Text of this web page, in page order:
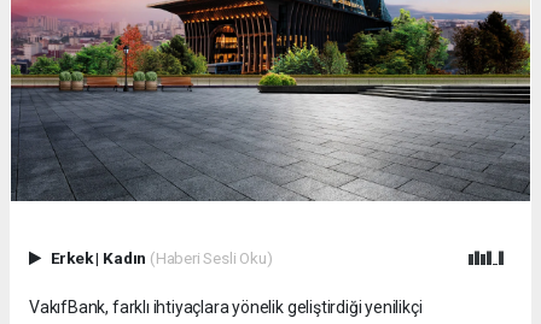
Erkek| Kadın (Haberi Sesli Oku)
VakıfBank, farklı ihtiyaçlara yönelik geliştirdiği yenilikçi